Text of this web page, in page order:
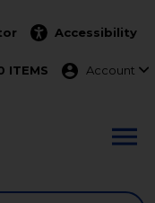
Accessibility
ITEMS Menu
Account